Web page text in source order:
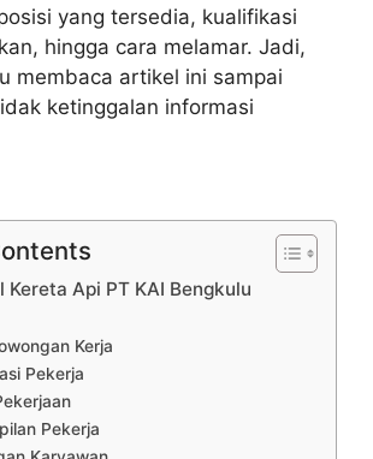
yang tersedia, kualifikasi
hingga cara melamar. Jadi,
membaca artikel ini sampai
ketinggalan informasi
Kereta Api PT KAI Bengkulu
Kerja
Pekerja
Pekerja